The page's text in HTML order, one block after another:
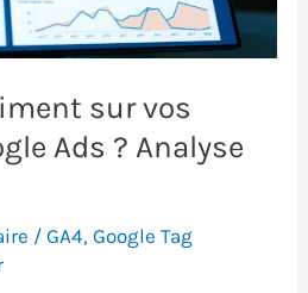
sur vos
Ads ? Analyse
/GA4,Google Tag